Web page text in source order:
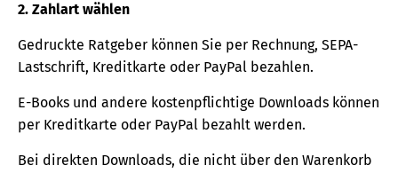
2. Zahlart wählen
Gedruckte Ratgeber können Sie per Rechnung, SEPA-
Lastschrift, Kreditkarte oder PayPal bezahlen.
E-Books und andere kostenpflichtige Downloads können
per Kreditkarte oder PayPal bezahlt werden.
Bei direkten Downloads, die nicht über den Warenkorb